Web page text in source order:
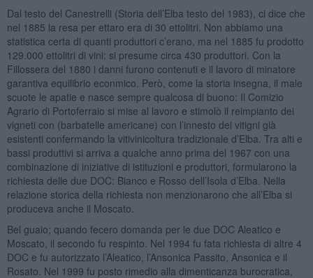
Dal testo del Canestrelli (Storia dell’Elba testo del 1983), ci dice che
nel 1885 la resa per ettaro era di 30 ettolitri. Non abbiamo una
statistica certa di quanti produttori c’erano, ma nel 1885 fu prodotto
129.000 ettolitri di vini: si presume circa 430 produttori. Con la
Fillossera del 1880 i danni furono contenuti e il lavoro di minatore
garantiva equilibrio econmico. Però, come la storia insegna, il male
scuote le apatie e nasce sempre qualcosa di buono: Il Comizio
Agrario di Portoferraio si mise al lavoro e stimolò il reimpianto dei
vigneti con (barbatelle americane) con l’innesto dei vitigni già
esistenti confermando la vitivinicoltura tradizionale d’Elba. Tra alti e
bassi produttivi si arriva a qualche anno prima del 1967 con una
combinazione di iniziative di istituzioni e produttori, formularono la
richiesta delle due DOC: Bianco e Rosso dell’Isola d’Elba. Nella
relazione storica della richiesta non menzionarono che all’Elba si
produceva anche il Moscato.
Bel guaio; quando fecero domanda per le due DOC Aleatico e
Moscato, il secondo fu respinto. Nel 1994 fu fata richiesta di altre 4
DOC e fu autorizzato l’Aleatico, l’Ansonica Passito, Ansonica e il
Rosato. Nel 1999 fu posto rimedio alla dimenticanza burocratica,